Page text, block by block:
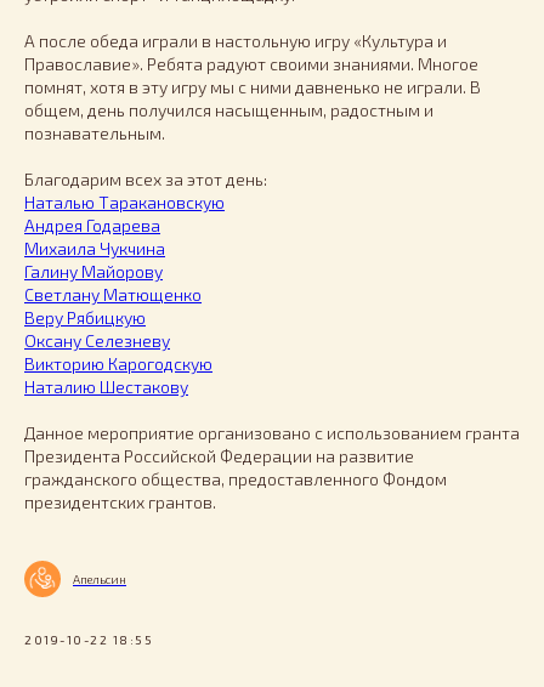
А после обеда играли в настольную игру «Культура и
Православие». Ребята радуют своими знаниями. Многое
помнят, хотя в эту игру мы с ними давненько не играли. В
общем, день получился насыщенным, радостным и
познавательным.
Благодарим всех за этот день:
Наталью Таракановскую
Андрея Годарева
Михаила Чукчина
Галину Майорову
Светлану Матющенко
Веру Рябицкую
Оксану Селезневу
Викторию Карогодскую
Наталию Шестакову
Данное мероприятие организовано с использованием гранта
Президента Российской Федерации на развитие
гражданского общества, предоставленного Фондом
президентских грантов.
Апельсин
2019-10-22 18:55